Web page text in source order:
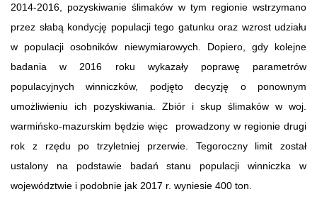
2014-2016, pozyskiwanie ślimaków w tym regionie wstrzymano
przez słabą kondycję populacji tego gatunku oraz wzrost udziału
w populacji osobników niewymiarowych. Dopiero, gdy kolejne
badania w 2016 roku wykazały poprawę parametrów
populacyjnych winniczków, podjęto decyzję o ponownym
umożliwieniu ich pozyskiwania. Zbiór i skup ślimaków w woj.
warmińsko-mazurskim będzie więc prowadzony w regionie drugi
rok z rzędu po trzyletniej przerwie. Tegoroczny limit został
ustalony na podstawie badań stanu populacji winniczka w
województwie i podobnie jak 2017 r. wyniesie 400 ton.